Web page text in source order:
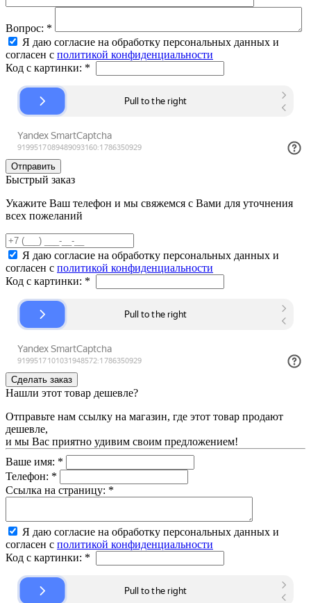
Вопрос: *
Я даю согласие на обработку персональных данных и
согласен с политикой конфиденциальности
Код с картинки: *
Быстрый заказ
Укажите Ваш телефон и мы свяжемся с Вами для уточнения
всех пожеланий
Я даю согласие на обработку персональных данных и
согласен с политикой конфиденциальности
Код с картинки: *
Нашли этот товар дешевле?
Отправьте нам ссылку на магазин, где этот товар продают
дешевле,
и мы Вас приятно удивим своим предложением!
Ваше имя: *
Телефон: *
Ссылка на страницу: *
Я даю согласие на обработку персональных данных и
согласен с политикой конфиденциальности
Код с картинки: *